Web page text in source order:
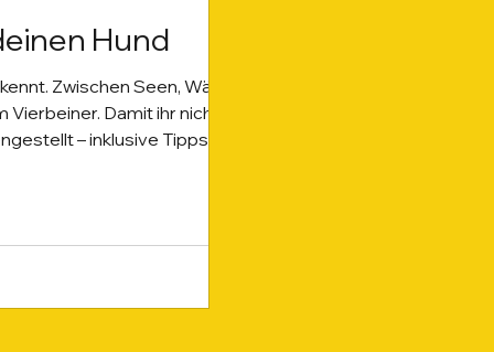
Hund
Zwischen Seen, Wäldern
Damit ihr nicht
– inklusive Tipps,